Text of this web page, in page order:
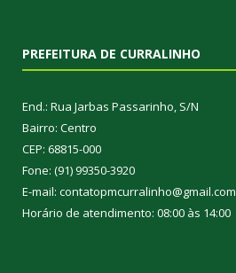
PREFEITURA DE CURRALINHO
End.: Rua Jarbas Passarinho, S/N
Bairro: Centro
CEP: 68815-000
Fone: (91) 99350-3920
E-mail: contatopmcurralinho@gmail.com
Horário de atendimento: 08:00 às 14:00